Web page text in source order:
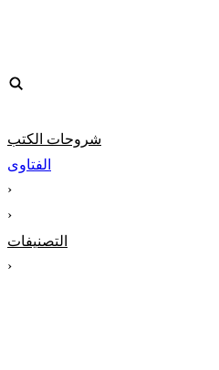
شروحات الكتب
الفتاوى
‹
‹
التصنيفات
‹